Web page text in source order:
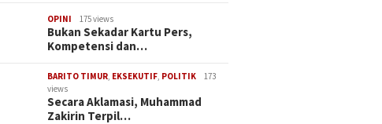
OPINI 175 views
Bukan Sekadar Kartu Pers,
Kompetensi dan…
BARITO TIMUR, EKSEKUTIF, POLITIK
173
views
Secara Aklamasi, Muhammad
Zakirin Terpil…